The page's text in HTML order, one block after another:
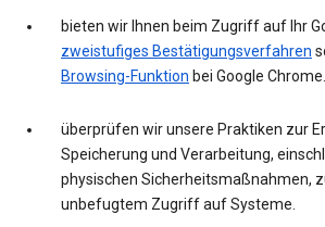
bieten wir Ihnen beim Zugriff auf Ihr
zweistufiges Bestätigungsverfahren
Browsing-Funktion bei Google Chrome.
überprüfen wir unsere Praktiken zur
Speicherung und Verarbeitung,
physischen Sicherheitsmaßnahmen,
unbefugtem Zugriff auf Systeme.